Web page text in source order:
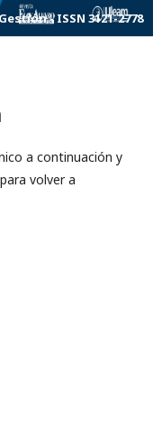
- ISSN 3121-2778
a continuación y
volver a